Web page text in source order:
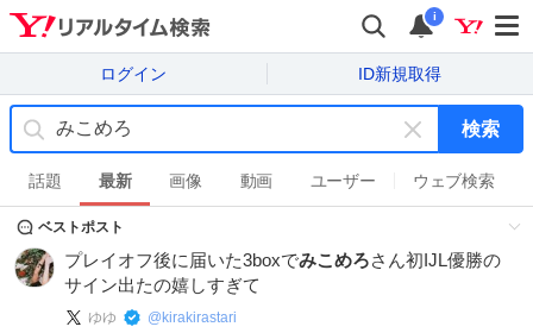
i
ログイン ID新規取得
キ
ー
ワ
ド
検索
話題 最新 画像 動画 ユーザー ウェブ検索
ベストポスト
プレイオフ後に届いた3boxでみこめろさん初IJL優勝の
サイン出たの嬉しすぎて
ゆゆ @ kirakirastari